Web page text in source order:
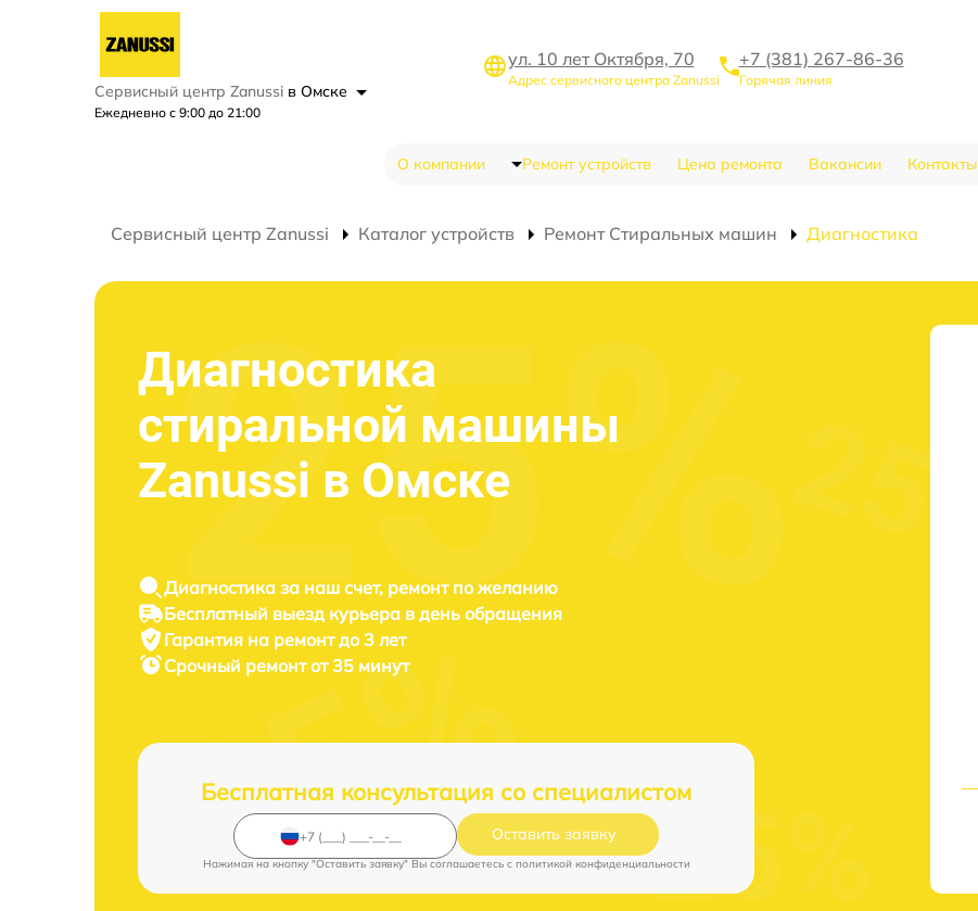
Сервисный центр Zanussi в Омске
Ежедневно с 9:00 до 21:00
ул. 10 лет Октября, 70
Адрес сервисного центра Zanussi
+7 (381) 267-86-36
Горячая линия
О компании Ремонт устройств Цена ремонта Вакансии Контакты
Сервисный центр Zanussi Каталог устройств Ремонт Стиральных машин Диагностика
Диагностика
стиральной машины
Zanussi в Омске
Диагностика за наш счет, ремонт по желанию
Бесплатный выезд курьера в день обращения
Гарантия на ремонт до 3 лет
Срочный ремонт от 35 минут
Бесплатная консультация со специалистом
Оставить заявку
Нажимая на кнопку "Оставить заявку" Вы соглашаетесь c политикой конфиденциальности